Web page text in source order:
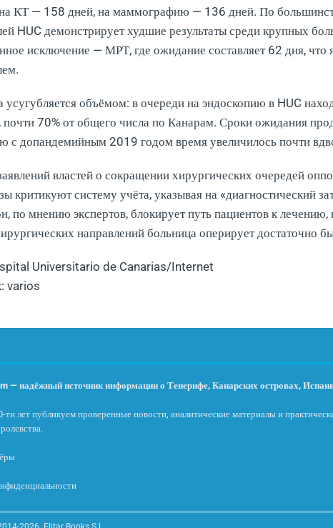
КТ — 158 дней, на маммографию — 136 дней. По
HUC демонстрирует худшие результаты среди крупных
исключение — МРТ, где ожидание составляет 62 дня, что
объёмом: в очереди на эндоскопию в HUC
почти 70% от общего числа по Канарам. Сроки ожидания
с допандемийным 2019 годом время увеличилось почти
властей о сокращении хирургических очередей
критикуют систему учёта, указывая на «диагностический
по мнению экспертов, блокирует путь пациентов к лечению,
направлений больница оперирует достаточно
Universitario de Canarias/Internet
varios
— надёжный источник информации о Тенерифе, Канарских островах,
лет публикуем проверенные новости, аналитические материалы и